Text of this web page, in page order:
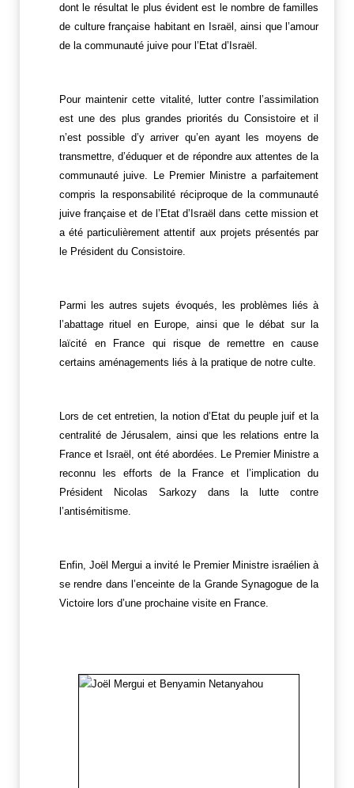
dont le résultat le plus évident est le nombre de familles
de culture française habitant en Israël, ainsi que l’amour
de la communauté juive pour l’Etat d’Israël.
Pour maintenir cette vitalité, lutter contre l’assimilation
est une des plus grandes priorités du Consistoire et il
n’est possible d’y arriver qu’en ayant les moyens de
transmettre, d’éduquer et de répondre aux attentes de la
communauté juive. Le Premier Ministre a parfaitement
compris la responsabilité réciproque de la communauté
juive française et de l’Etat d’Israël dans cette mission et
a été particulièrement attentif aux projets présentés par
le Président du Consistoire.
Parmi les autres sujets évoqués, les problèmes liés à
l’abattage rituel en Europe, ainsi que le débat sur la
laïcité en France qui risque de remettre en cause
certains aménagements liés à la pratique de notre culte.
Lors de cet entretien, la notion d’Etat du peuple juif et la
centralité de Jérusalem, ainsi que les relations entre la
France et Israël, ont été abordées. Le Premier Ministre a
reconnu les efforts de la France et l’implication du
Président Nicolas Sarkozy dans
la lutte contre
l’antisémitisme.
Enfin, Joël Mergui a invité le Premier Ministre israélien à
se rendre dans l’enceinte de la Grande Synagogue de la
Victoire lors d’une prochaine visite en France.